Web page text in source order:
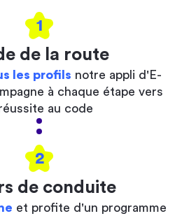
1
de la route
les profils notre appli d'E-
à chaque étape vers
au code
2
de conduite
et profite d'un programme